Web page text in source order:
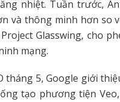
nhiệt. Tuần trước,
và thông minh hơn so
Glasswing, cho
mạng.
tháng 5, Google giới
tạo phương tiện